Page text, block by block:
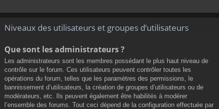
Niveaux des utilisateurs et groupes d’utilisateurs
Que sont les administrateurs ?
Les administrateurs sont les membres possédant le plus haut niveau de
contrôle sur le forum. Ces utilisateurs peuvent contrôler toutes les
opérations du forum, telles que les paramètres des permissions, le
bannissement d’utilisateurs, la création de groupes d’utilisateurs ou de
modérateurs, etc. Ils peuvent également être habilités à modérer
l’ensemble des forums. Tout ceci dépend de la configuration effectuée par